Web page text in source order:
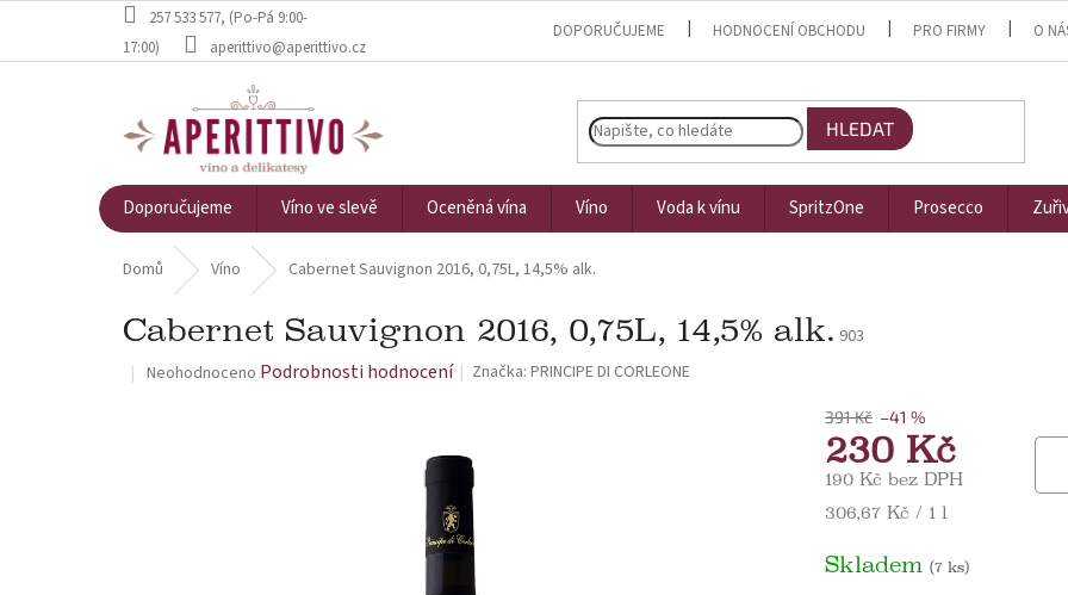
257 533 577, (Po-Pá 9:00-
17:00)
aperittivo@aperittivo.cz
DOPORUČUJEME HODNOCENÍ OBCHODU PRO FIRMY O
HLEDAT
Doporučujeme Víno ve slevě Oceněná vína Víno Voda k vínu SpritzOne Prosecco
Domů Víno Cabernet Sauvignon 2016, 0,75L, 14,5% alk.
Cabernet Sauvignon 2016, 0,75L, 14,5% alk. 903
Průměrné hodnocení produktu je 0,0 z 5 hvězdiček.
Neohodnoceno Podrobnosti hodnocení Značka:PRINCIPE DI CORLEONE
391 Kč –41 %
230 Kč
190 Kč bez DPH
Měrná cena:
306,67 Kč / 1 l
Skladem (7 ks)